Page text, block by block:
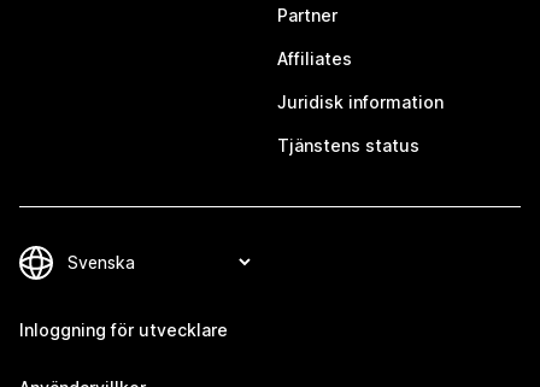
Partner
Affiliates
Juridisk information
Tjänstens status
Inloggning för utvecklare